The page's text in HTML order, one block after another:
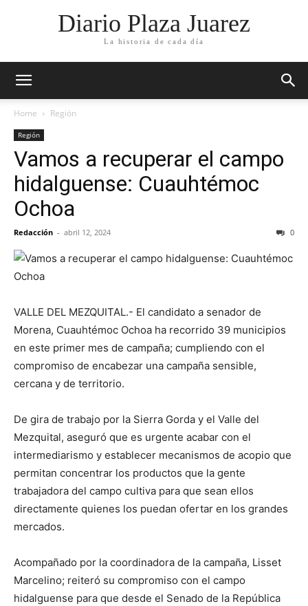
Diario Plaza Juarez
La historia de cada día
Home Región
Región
Vamos a recuperar el campo
hidalguense: Cuauhtémoc
Ochoa
Redacción - abril 12, 2024 0
VALLE DEL MEZQUITAL.- El candidato a senador de
Morena, Cuauhtémoc Ochoa ha recorrido 39 municipios
en este primer mes de campaña; cumpliendo con el
compromiso de encabezar una campaña sensible,
cercana y de territorio.
De gira de trabajo por la Sierra Gorda y el Valle del
Mezquital, aseguró que es urgente acabar con el
intermediarismo y establecer mecanismos de acopio que
permitan concentrar los productos que la gente
trabajadora del campo cultiva para que sean ellos
directamente quienes los puedan ofertar en los grandes
mercados.
Acompañado por la coordinadora de la campaña, Lisset
Marcelino; reiteró su compromiso con el campo
hidalguense para que desde el Senado de la República